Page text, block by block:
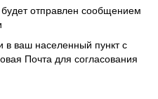
отправлен сообщением
в ваш населенный пункт с
Почта для согласования